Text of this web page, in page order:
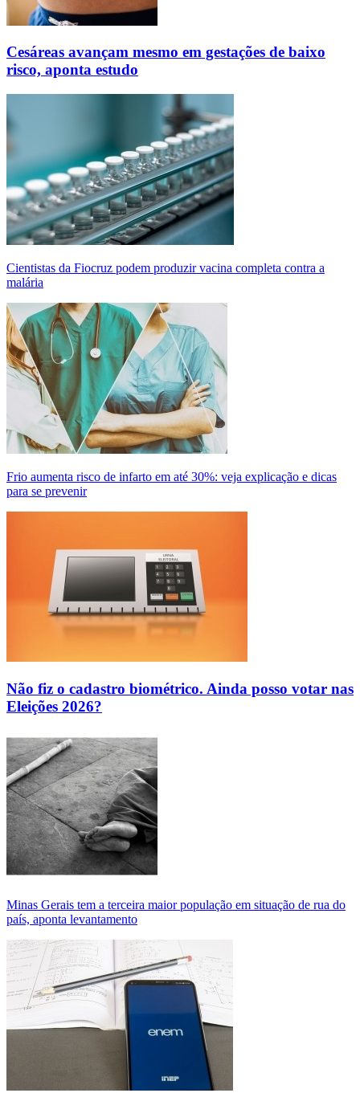
Cesáreas avançam mesmo em gestações de baixo
risco, aponta estudo
Cientistas da Fiocruz podem produzir vacina completa contra a
malária
Frio aumenta risco de infarto em até 30%: veja explicação e dicas
para se prevenir
Não fiz o cadastro biométrico. Ainda posso votar nas
Eleições 2026?
Minas Gerais tem a terceira maior população em situação de rua do
país, aponta levantamento